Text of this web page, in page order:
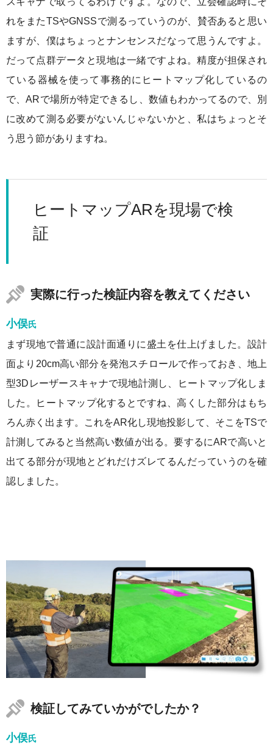
れをまたTSやGNSSで測るっていうのが、賛否あると思い
ますが、僕はちょっとナンセンスだなって思うんですよ。
だって点群データと現地は一緒ですよね。精度が担保され
ている器械を使って事務的にヒートマップ化しているの
で、ARで場所が特定できるし、数値もわかってるので、別
に改めて測る必要がないんじゃないかと、私はちょっとそ
う思う節がありますね。
ヒートマップARを現場で検
証
実際に行った検証内容を教えてください
小俣氏
まず現地で普通に設計面通りに盛土を仕上げました。設計
面より20cm高い部分を発泡スチロールで作っておき、地上
型3Dレーザースキャナで現地計測し、ヒートマップ化しま
した。ヒートマップ化するとですね、高くした部分はもち
ろん赤く出ます。これをAR化し現地投影して、そこをTSで
計測してみると当然高い数値が出る。要するにARで高いと
出てる部分が現地とどれだけズレてるんだっていうのを確
認しました。
検証してみていかがでしたか？
小俣氏